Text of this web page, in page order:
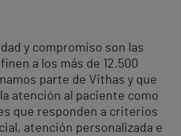
y compromiso son las
a los más de 12.500
parte de Vithas y que
atención al paciente como
que responden a criterios
atención personalizada e